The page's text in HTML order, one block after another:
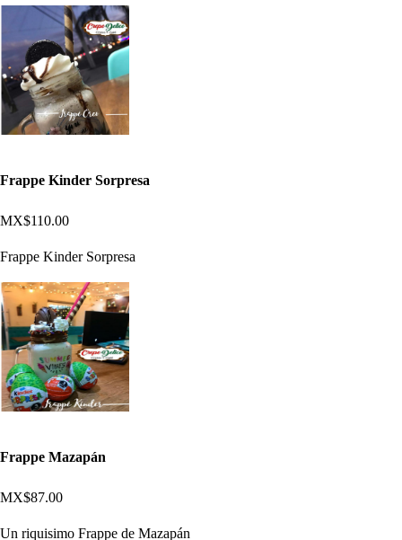
Frappe Kinder Sorpresa
MX$110.00
Frappe Kinder Sorpresa
Frappe Mazapán
MX$87.00
Un riquisimo Frappe de Mazapán